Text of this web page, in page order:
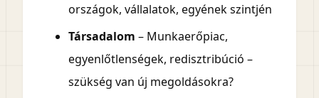
országok, vállalatok, egyének szintjén
Társadalom – Munkaerőpiac,
egyenlőtlenségek, redisztribúció –
szükség van új megoldásokra?